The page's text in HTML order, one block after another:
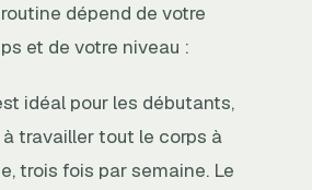
dépend de votre
et de votre niveau :
idéal pour les débutants,
travailler tout le corps à
trois fois par semaine. Le